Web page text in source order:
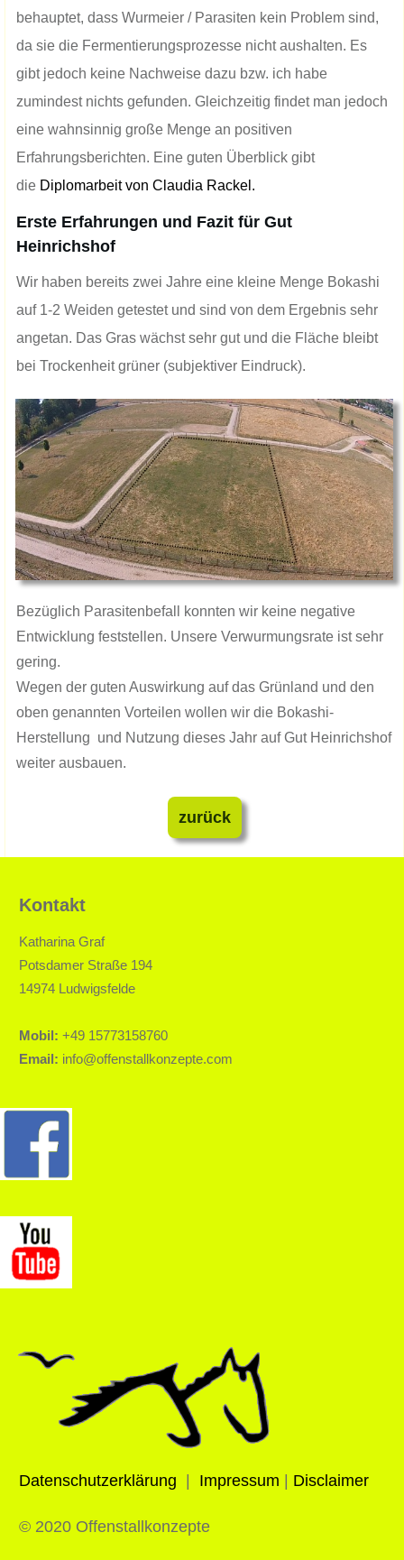
behauptet, dass Wurmeier / Parasiten kein Problem sind,
da sie die Fermentierungsprozesse nicht aushalten. Es
gibt jedoch keine Nachweise dazu bzw. ich habe
zumindest nichts gefunden. Gleichzeitig findet man jedoch
eine wahnsinnig große Menge an positiven
Erfahrungsberichten. Eine guten Überblick gibt
die Diplomarbeit von Claudia Rackel.
Erste Erfahrungen und Fazit für Gut
Heinrichshof
Wir haben bereits zwei Jahre eine kleine Menge Bokashi
auf 1-2 Weiden getestet und sind von dem Ergebnis sehr
angetan. Das Gras wächst sehr gut und die Fläche bleibt
bei Trockenheit grüner (subjektiver Eindruck).
Bezüglich Parasitenbefall konnten wir keine negative
Entwicklung feststellen. Unsere Verwurmungsrate ist sehr
gering.
Wegen der guten Auswirkung auf das Grünland und den
oben genannten Vorteilen wollen wir die Bokashi-
Herstellung und Nutzung dieses Jahr auf Gut Heinrichshof
weiter ausbauen.
zurück
Kontakt
Katharina Graf
Potsdamer Straße 194
14974 Ludwigsfelde
Mobil: +49 15773158760
Email: info@offenstallkonzepte.com
Datenschutzerklärung | Impressum | Disclaimer
© 2020 Offenstallkonzepte